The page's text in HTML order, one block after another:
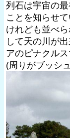
列石は宇宙の
ことを知らせて
けれども並べ
して天の川が
アのピナクルス
(周りがブッシ